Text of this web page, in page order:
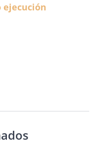
ejecución